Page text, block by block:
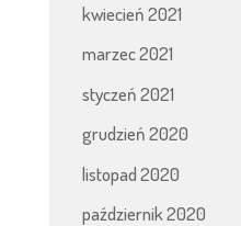
kwiecień 2021
marzec 2021
styczeń 2021
grudzień 2020
listopad 2020
październik 2020